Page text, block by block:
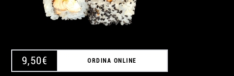
9,50€ ORDINA ONLINE